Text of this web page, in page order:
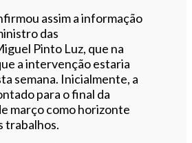
assim a informação
das
Pinto Luz, que na
a intervenção estaria
semana. Inicialmente, a
para o final da
março como horizonte
trabalhos.